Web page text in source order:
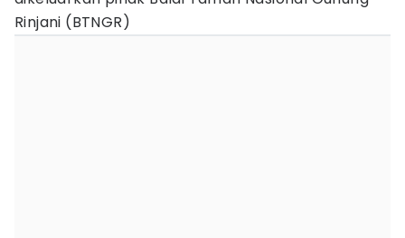
Rinjani (BTNGR)